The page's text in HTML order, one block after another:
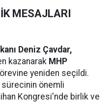
MESAJLARI
Deniz Çavdar,
kazanarak MHP
yeniden seçildi.
önemli
Kongresi'nde birlik ve